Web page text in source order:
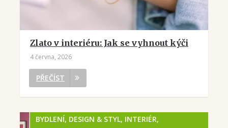
Zlato v interiéru: Jak se vyhnout kýči
4 června, 2026
PŘEČÍST
BYDLENÍ, DESIGN & STYL, INTERIÉR,